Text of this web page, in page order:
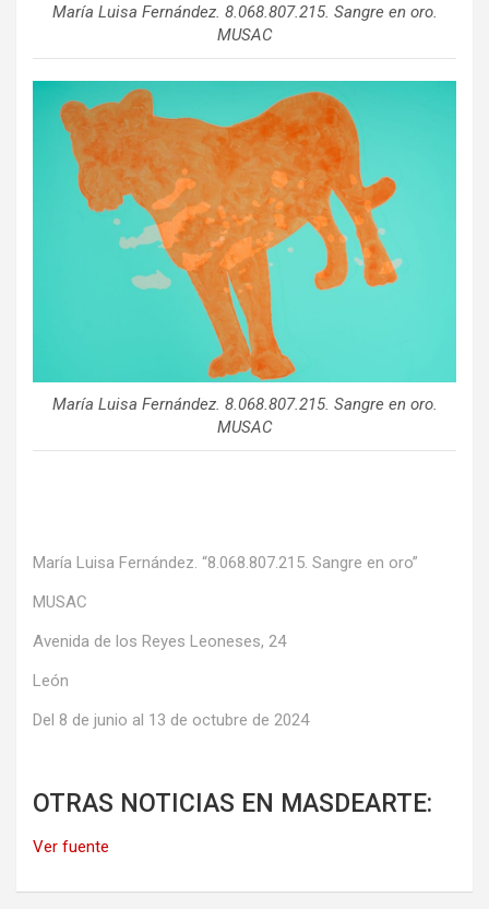
María Luisa Fernández. 8.068.807.215. Sangre en oro.
MUSAC
María Luisa Fernández. 8.068.807.215. Sangre en oro.
MUSAC
María Luisa Fernández. “8.068.807.215. Sangre en oro”
MUSAC
Avenida de los Reyes Leoneses, 24
León
Del 8 de junio al 13 de octubre de 2024
OTRAS NOTICIAS EN MASDEARTE:
Ver fuente